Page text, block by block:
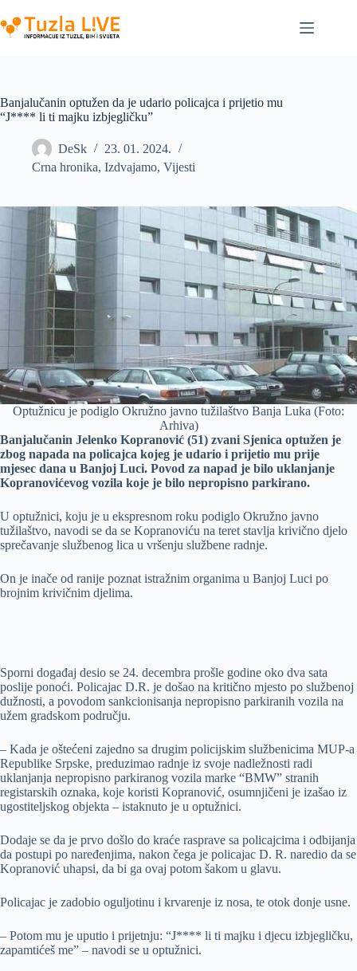
to
content
Banjalučanin optužen da je udario policajca i prijetio mu
“J**** li ti majku izbjegličku”
DeSk
23. 01. 2024.
Crna hronika, Izdvajamo, Vijesti
Optužnicu je podiglo Okružno javno tužilaštvo Banja Luka (Foto:
Arhiva)
Banjalučanin Jelenko Kopranović (51) zvani Sjenica optužen je
zbog napada na policajca kojeg je udario i prijetio mu prije
mjesec dana u Banjoj Luci. Povod za napad je bilo uklanjanje
Kopranovićevog vozila koje je bilo nepropisno parkirano.
U optužnici, koju je u ekspresnom roku podiglo Okružno javno
tužilaštvo, navodi se da se Kopranoviću na teret stavlja krivično djelo
sprečavanje službenog lica u vršenju službene radnje.
On je inače od ranije poznat istražnim organima u Banjoj Luci po
brojnim krivičnim djelima.
Sporni događaj desio se 24. decembra prošle godine oko dva sata
poslije ponoći. Policajac D.R. je došao na kritično mjesto po službenoj
dužnosti, a povodom sankcionisanja nepropisno parkiranih vozila na
užem gradskom području.
– Kada je oštećeni zajedno sa drugim policijskim službenicima MUP-a
Republike Srpske, preduzimao radnje iz svoje nadležnosti radi
uklanjanja nepropisno parkiranog vozila marke “BMW” stranih
registarskih oznaka, koje koristi Kopranović, osumnjičeni je izašao iz
ugostiteljskog objekta – istaknuto je u optužnici.
Dodaje se da je prvo došlo do kraće rasprave sa policajcima i odbijanja
da postupi po naređenjima, nakon čega je policajac D. R. naredio da se
Kopranović uhapsi, da bi ga ovaj potom šakom u glavu.
Policajac je zadobio oguljotinu i krvarenje iz nosa, te otok donje usne.
– Potom mu je uputio i prijetnju: “J**** li ti majku i djecu izbjegličku,
zapamtićeš me” – navodi se u optužnici.